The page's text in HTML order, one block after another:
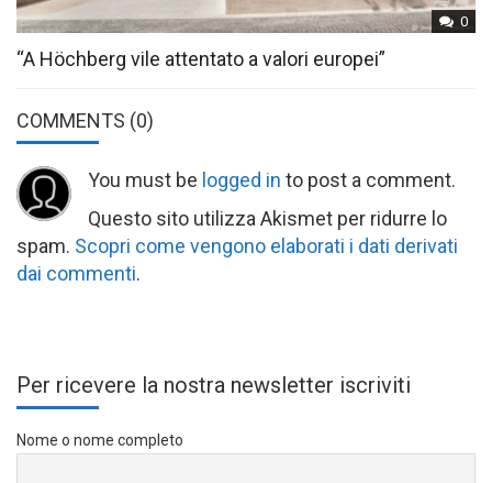
0
“A Höchberg vile attentato a valori europei”
COMMENTS (0)
You must be logged in to post a comment.
Questo sito utilizza Akismet per ridurre lo
spam. Scopri come vengono elaborati i dati derivati
dai commenti.
Per ricevere la nostra newsletter iscriviti
Nome o nome completo